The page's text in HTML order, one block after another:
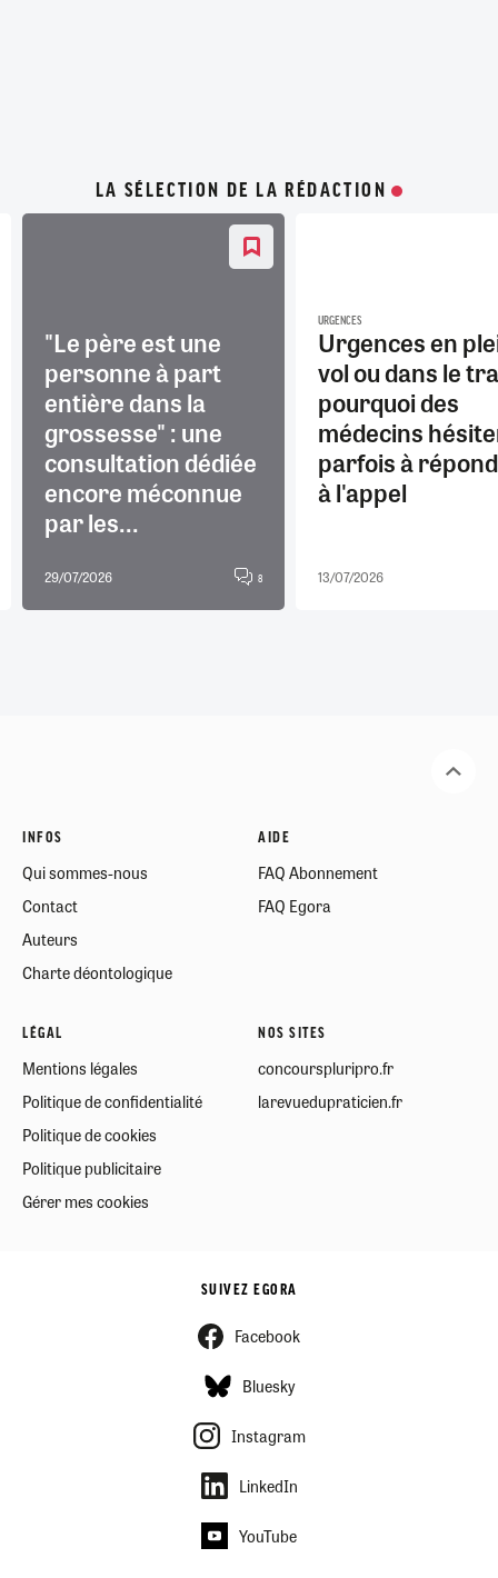
LA SÉLECTION DE LA RÉDACTION
"Le père est une
personne à part
entière dans la
grossesse" : une
consultation dédiée
encore méconnue
par les...
29/07/2026 8
URGENCES
Urgences en
vol ou dans le
pourquoi des
médecins
parfois à
à l'appel
13/07/2026
INFOS
Qui sommes-nous
Contact
Auteurs
Charte déontologique
AIDE
FAQ Abonnement
FAQ Egora
LÉGAL
Mentions légales
Politique de confidentialité
Politique de cookies
Politique publicitaire
Gérer mes cookies
NOS SITES
concourspluripro.fr
larevuedupraticien.fr
SUIVEZ EGORA
Facebook
Bluesky
Instagram
LinkedIn
YouTube